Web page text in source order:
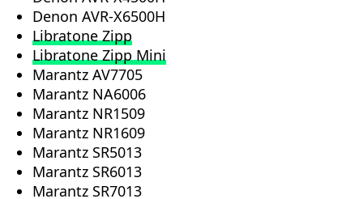
Denon AVR-X6500H
LibratoneZipp
Libratone ZippMini
Marantz AV7705
Marantz NA6006
Marantz NR1509
Marantz NR1609
Marantz SR5013
Marantz SR6013
Marantz SR7013